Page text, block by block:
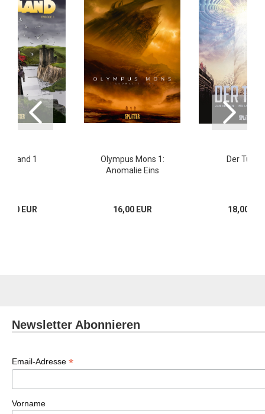
1
EUR
Olympus Mons 1:
Anomalie Eins
16,00 EUR
Der Turm
18,00
Newsletter Abonnieren
Email-Adresse *
Vorname